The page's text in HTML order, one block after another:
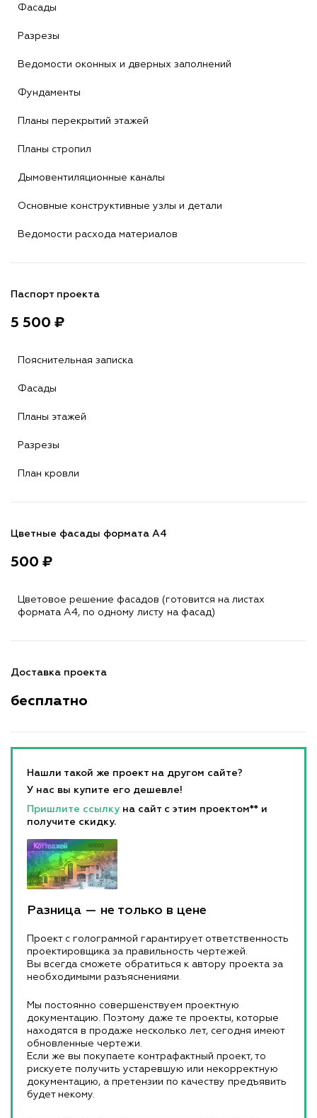
Фасады
Разрезы
Ведомости оконных и дверных заполнений
Фундаменты
Планы перекрытий этажей
Планы стропил
Дымовентиляционные каналы
Основные конструктивные узлы и детали
Ведомости расхода материалов
Паспорт проекта
5 500 ₽
Пояснительная записка
Фасады
Планы этажей
Разрезы
План кровли
Цветные фасады формата А4
500 ₽
Цветовое решение фасадов (готовится на листах
формата A4, по одному листу на фасад)
Доставка проекта
бесплатно
Нашли такой же проект на другом сайте?
У нас вы купите его дешевле!
Пришлите ссылку на сайт с этим проектом** и
получите скидку.
Разница — не только в цене
Проект с голограммой гарантирует ответственность
проектировщика за правильность чертежей.
Вы всегда сможете обратиться к автору проекта за
необходимыми разъяснениями.
Мы постоянно совершенствуем проектную
документацию. Поэтому даже те проекты, которые
находятся в продаже несколько лет, сегодня имеют
обновленные чертежи.
Если же вы покупаете контрафактный проект, то
рискуете получить устаревшую или некорректную
документацию, а претензии по качеству предъявить
будет некому.